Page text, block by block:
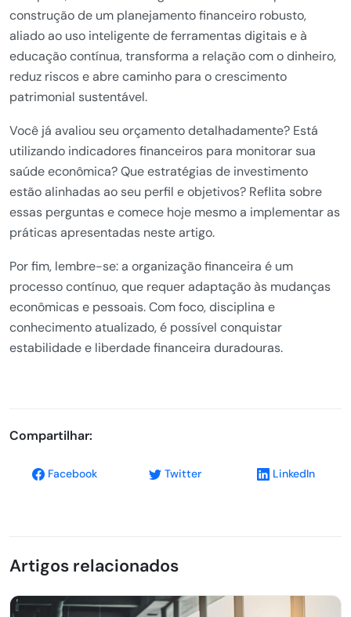
construção de um planejamento financeiro robusto,
aliado ao uso inteligente de ferramentas digitais e à
educação contínua, transforma a relação com o dinheiro,
reduz riscos e abre caminho para o crescimento
patrimonial sustentável.
Você já avaliou seu orçamento detalhadamente? Está
utilizando indicadores financeiros para monitorar sua
saúde econômica? Que estratégias de investimento
estão alinhadas ao seu perfil e objetivos? Reflita sobre
essas perguntas e comece hoje mesmo a implementar as
práticas apresentadas neste artigo.
Por fim, lembre-se: a organização financeira é um
processo contínuo, que requer adaptação às mudanças
econômicas e pessoais. Com foco, disciplina e
conhecimento atualizado, é possível conquistar
estabilidade e liberdade financeira duradouras.
Compartilhar:
Facebook Twitter LinkedIn
Artigos relacionados